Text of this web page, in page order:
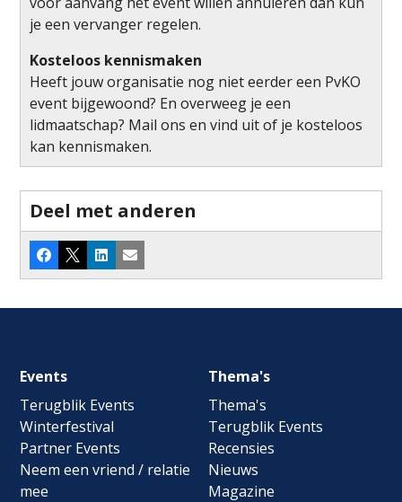
je een vervanger regelen.
Kosteloos kennismaken
Heeft jouw organisatie nog niet eerder een PvKO
event bijgewoond? En overweeg je een
lidmaatschap? Mail ons en vind uit of je kosteloos
kan kennismaken.
Deel met anderen
Facebook
X LinkedInE-mail
Footer
navigation
Events
Terugblik Events
Winterfestival
Partner Events
Neem een vriend / relatie
mee
Thema's
Thema's
Terugblik Events
Recensies
Nieuws
Magazine